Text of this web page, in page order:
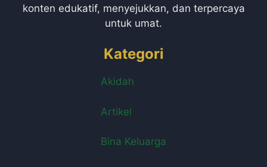
konten edukatif, menyejukkan, dan terpercaya
untuk umat.
Kategori
Akidah
Artikel
Bina Keluarga